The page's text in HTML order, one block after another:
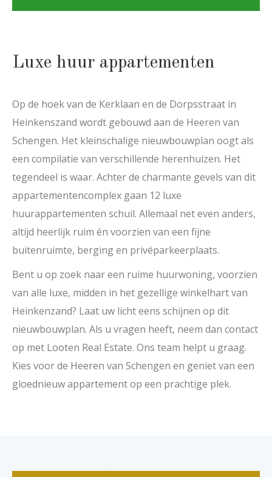
Luxe huur appartementen
Op de hoek van de Kerklaan en de Dorpsstraat in
Heinkenszand wordt gebouwd aan de Heeren van
Schengen. Het kleinschalige nieuwbouwplan oogt als
een compilatie van verschillende herenhuizen. Het
tegendeel is waar. Achter de charmante gevels van dit
appartementencomplex gaan 12 luxe
huurappartementen schuil. Allemaal net even anders,
altijd heerlijk ruim én voorzien van een fijne
buitenruimte, berging en privéparkeerplaats.
Bent u op zoek naar een ruime huurwoning, voorzien
van alle luxe, midden in het gezellige winkelhart van
Heinkenzand? Laat uw licht eens schijnen op dit
nieuwbouwplan. Als u vragen heeft, neem dan contact
op met Looten Real Estate. Ons team helpt u graag.
Kies voor de Heeren van Schengen en geniet van een
gloednieuw appartement op een prachtige plek.